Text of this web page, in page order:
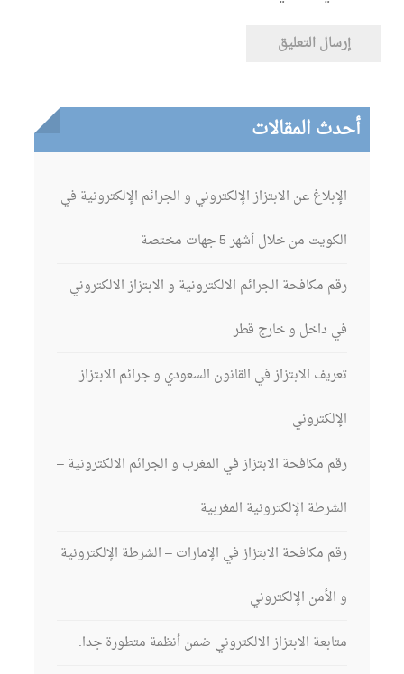
أحدث المقالات
الإبلاغ عن الابتزاز الإلكتروني و الجرائم الإلكترونية في
الكويت من خلال أشهر 5 جهات مختصة
رقم مكافحة الجرائم الالكترونية و الابتزاز الالكتروني
في داخل و خارج قطر
تعريف الابتزاز في القانون السعودي و جرائم الابتزاز
الإلكتروني
رقم مكافحة الابتزاز في المغرب و الجرائم الالكترونية –
الشرطة الإلكترونية المغربية
رقم مكافحة الابتزاز في الإمارات – الشرطة الإلكترونية
و الأمن الإلكتروني
متابعة الابتزاز الالكتروني ضمن أنظمة متطورة جدا.